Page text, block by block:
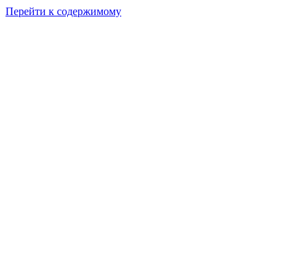
Перейти к содержимому